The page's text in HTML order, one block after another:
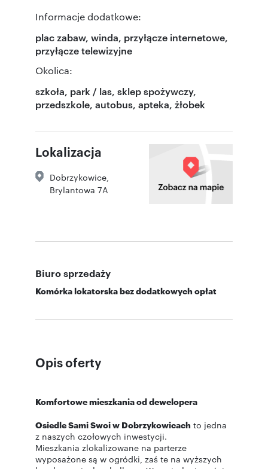
Informacje dodatkowe:
plac zabaw, winda, przyłącze internetowe,
przyłącze telewizyjne
Okolica:
szkoła, park / las, sklep spożywczy,
przedszkole, autobus, apteka, żłobek
Lokalizacja
Dobrzykowice,
Brylantowa 7A
Biuro sprzedaży
Komórka lokatorska bez dodatkowych opłat
Opis oferty
Komfortowe mieszkania od dewelopera
Osiedle Sami Swoi w Dobrzykowicach to jedna
z naszych czołowych inwestycji.
Mieszkania zlokalizowane na parterze
wyposażone są w ogródki, zaś te na wyższych